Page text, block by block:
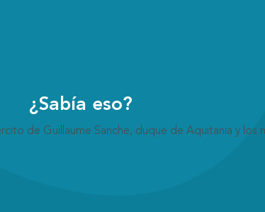
¿Sabía eso?
de Guillaume Sanche, duque de Aquitania y los